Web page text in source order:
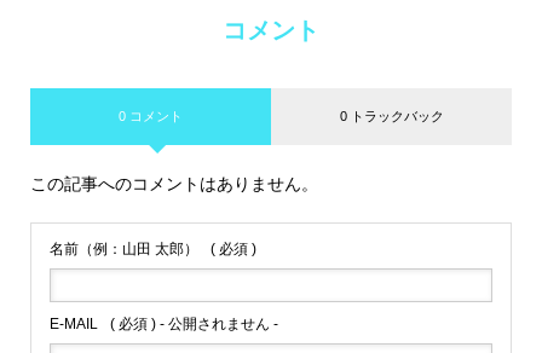
コメント
0 コメント 0 トラックバック
この記事へのコメントはありません。
名前（例：山田 太郎） ( 必須 )
E-MAIL ( 必須 ) - 公開されません -